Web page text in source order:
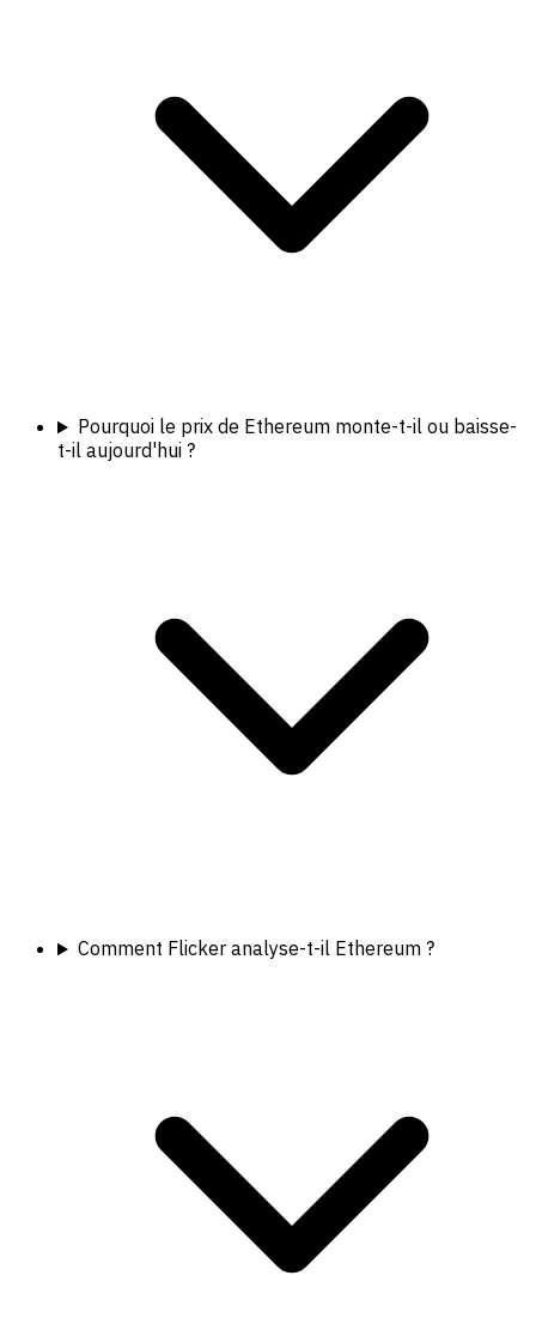
Pourquoi le prix de Ethereum monte-t-il ou baisse-
t-il aujourd'hui ?
Comment Flicker analyse-t-il Ethereum ?